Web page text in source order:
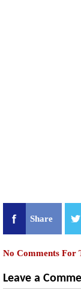
Share
No Comments For
Leave a